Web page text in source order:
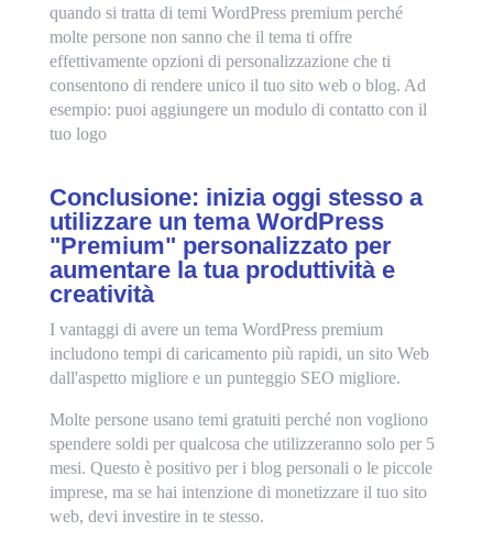
quando si tratta di temi WordPress premium perché
molte persone non sanno che il tema ti offre
effettivamente opzioni di personalizzazione che ti
consentono di rendere unico il tuo sito web o blog. Ad
esempio: puoi aggiungere un modulo di contatto con il
tuo logo
Conclusione: inizia oggi stesso a
utilizzare un tema WordPress
"Premium" personalizzato per
aumentare la tua produttività e
creatività
I vantaggi di avere un tema WordPress premium
includono tempi di caricamento più rapidi, un sito Web
dall'aspetto migliore e un punteggio SEO migliore.
Molte persone usano temi gratuiti perché non vogliono
spendere soldi per qualcosa che utilizzeranno solo per 5
mesi. Questo è positivo per i blog personali o le piccole
imprese, ma se hai intenzione di monetizzare il tuo sito
web, devi investire in te stesso.